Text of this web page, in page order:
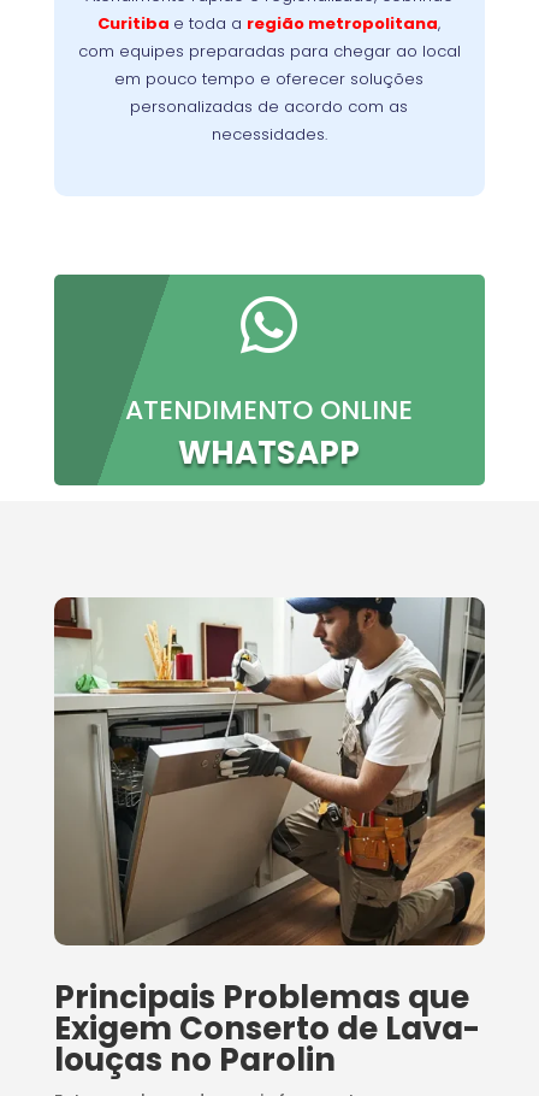
Curitiba e toda a região metropolitana,
com equipes preparadas para chegar ao local
em pouco tempo e oferecer soluções
personalizadas de acordo com as
necessidades.
minimizando a interrupção da sua rotina.
Nossa
meta é oferecer conforto, confiança e
resultados imediatos, do primeiro contato à
conclusão do serviço.

ATENDIMENTO ONLINE
WHATSAPP
Principais Problemas que
Exigem Conserto de Lava-
louças no Parolin